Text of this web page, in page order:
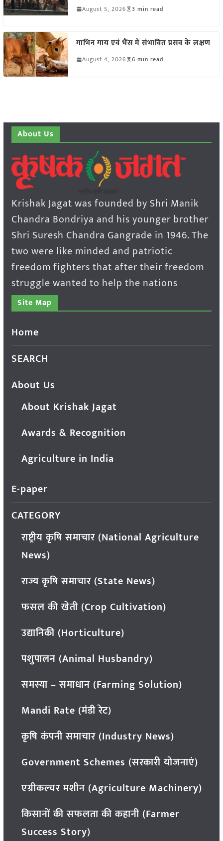
August 5, 2026 3 min read
गाभिन गाय एवं भैंस में संभावित प्रसव के लक्षण
August 4, 2026 6 min read
About Us
Krishak Jagat was founded by Shri Manik
Chandra Bondriya and his younger brother
Shri Suresh Chandra Gangrade in 1946. The
two were like minded and patriotic
freedom fighters that after their freedom
struggle wanted to help the nations
Site Map
Home
SEARCH
About Us
About Krishak Jagat
Awards & Recognition
Agriculture in India
E-paper
CATEGORY
राष्ट्रीय कृषि समाचार (National Agriculture
News)
राज्य कृषि समाचार (State News)
फसल की खेती (Crop Cultivation)
उद्यानिकी (Horticulture)
पशुपालन (Animal Husbandry)
समस्या – समाधान (Farming Solution)
Mandi Rate (मंडी रेट)
कृषि कंपनी समाचार (Industry News)
Government Schemes (सरकारी योजनाएं)
एग्रीकल्चर मशीन (Agriculture Machinery)
किसानों की सफलता की कहानी (Farmer
Success Story)